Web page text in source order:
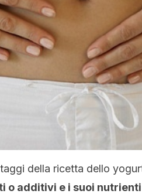
della ricetta dello
o additivi e i suoi